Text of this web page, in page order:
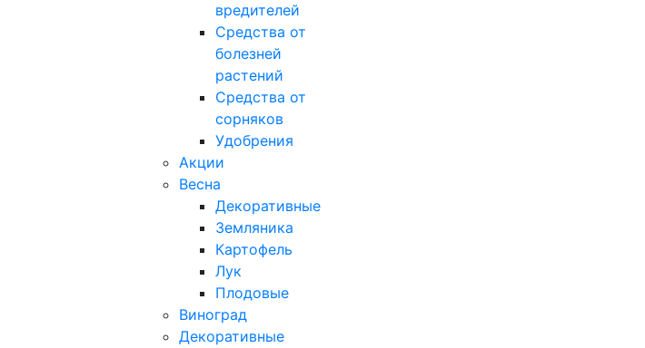
вредителей
Средства от
болезней
растений
Средства от
сорняков
Удобрения
Акции
Весна
Декоративные
Земляника
Картофель
Лук
Плодовые
Виноград
Декоративные